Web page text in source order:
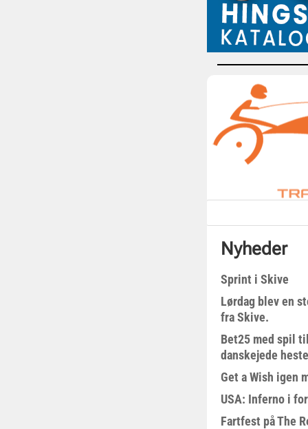
Nyheder
Sprint i Skive
Lørdag blev en
fra Skive.
Bet25 med spil
danskejede
Get a Wish igen
USA: Inferno i
Fartfest på The